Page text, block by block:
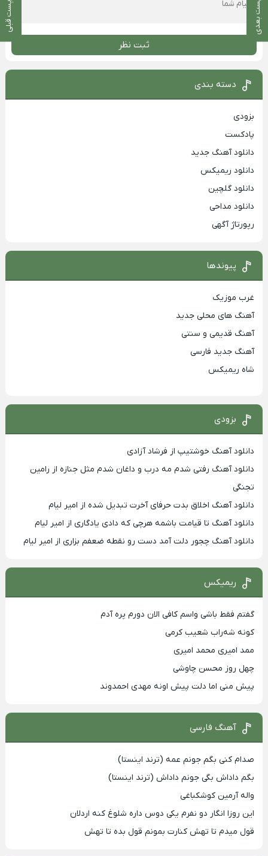
پست بعدی پست قبلی
ثبت نظر
دسته بندی
بزودی
پادکست
دانلود آهنگ جدید
دانلود ریمیکس
دانلود گلچین
دانلود مداحی
رپورتاژ آگهی
پیوندها
غرب موزیک
آهنگ های محلی جدید
آهنگ قدیمی و سنتی
آهنگ جدید فارسی
شاه ریمیکس
بزودی
دانلود آهنگ خوشتیپ از فرشاد آزادی
دانلود آهنگ رفتی شدم مه درب و داغان شدم مثل جنازه از رامین
تجنگی
دانلود آهنگ اخلاق بدت حرفای آخرت تبدیل شده از امیر لیام
دانلود آهنگ تا قیامت باشمه هرچی که دادی یادگاری از امیر لیام
دانلود آهنگ چجور دلت آمد دست رو نقطه ضعفم بزاری از امیر لیام
ریمیکس
گفتم فقط باشی واسم کافی الان دورم پره آدم
کونه شه‌راب شعیب کرمی
ممد امیری محمد امیری
چهل روز محسن چاوشی
پیش منی اما دلت پیش اونه مهدی احمدوند
آهنگ فارسی
صدام کنی بگم جونم عمه (ترند اینستا)
بگم داداش بگی جونم داداش (ترند اینستا)
واله آرمین کوشکباغی
این روزا انگار دو نفرم یکی دوس داره شلوغ کنه اردلان
قول میدم تا تهش کنارت بمونم قول بده تا تهش